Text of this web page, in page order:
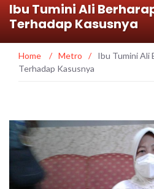
Ibu Tumini Ali
Terhadap Kasusnya
Home / Metro /
Ibu Tumini Ali
Terhadap Kasusnya